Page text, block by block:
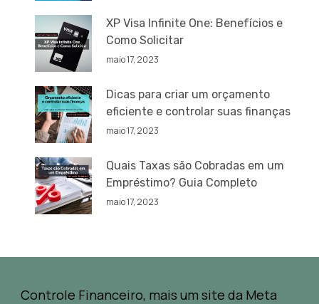
XP Visa Infinite One: Benefícios e
Como Solicitar
maio 17, 2023
Dicas para criar um orçamento
eficiente e controlar suas finanças
maio 17, 2023
Quais Taxas são Cobradas em um
Empréstimo? Guia Completo
maio 17, 2023
Controle Financeiro, mais um site da Meta